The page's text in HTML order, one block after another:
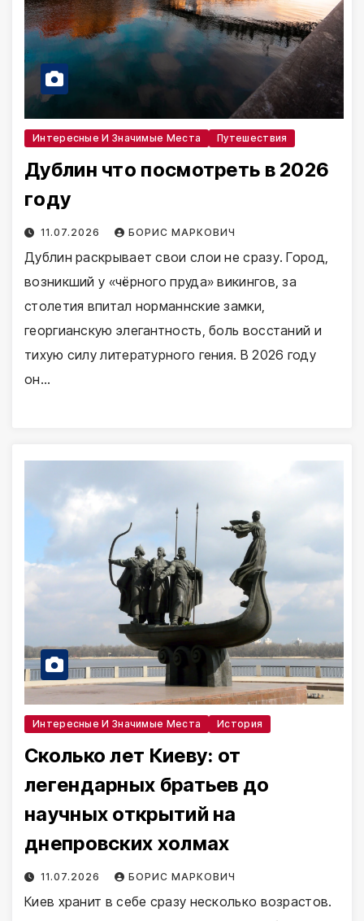
Интересные И Значимые Места Путешествия
Дублин что посмотреть в 2026
году
11.07.2026 БОРИС МАРКОВИЧ
Дублин раскрывает свои слои не сразу. Город,
возникший у «чёрного пруда» викингов, за
столетия впитал норманнские замки,
георгианскую элегантность, боль восстаний и
тихую силу литературного гения. В 2026 году
он…
Интересные И Значимые Места История
Сколько лет Киеву: от
легендарных братьев до
научных открытий на
днепровских холмах
11.07.2026 БОРИС МАРКОВИЧ
Киев хранит в себе сразу несколько возрастов.